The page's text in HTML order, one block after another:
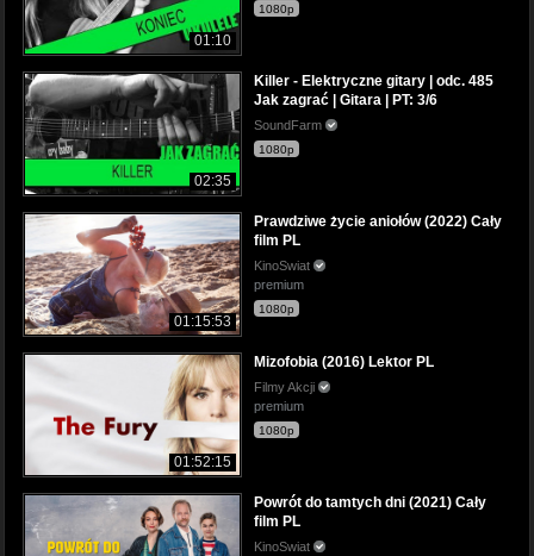
01:10
1080p
02:35
Killer - Elektryczne gitary | odc. 485
Jak zagrać | Gitara | PT: 3/6
SoundFarm
1080p
01:15:53
Prawdziwe życie aniołów (2022) Cały
film PL
KinoSwiat
premium
1080p
01:52:15
Mizofobia (2016) Lektor PL
Filmy Akcji
premium
1080p
Powrót do tamtych dni (2021) Cały
film PL
KinoSwiat